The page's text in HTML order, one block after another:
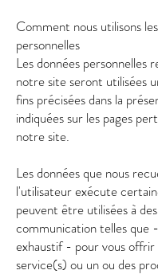
Comment nous utilisons
personnelles
Les données personnelles
notre site seront utilisées
fins précisées dans la
indiquées sur les pages
notre site.
Les données que nous
l'utilisateur exécute
peuvent être utilisées à
communication telles que
exhaustif - pour vous offrir
service(s) ou un ou des